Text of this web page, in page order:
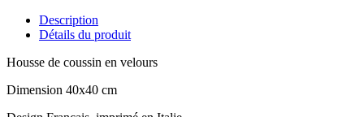
Description
Détails du produit
Housse de coussin en velours
Dimension 40x40 cm